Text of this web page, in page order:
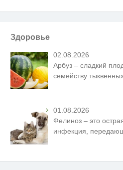
Здоровье
02.08.2026
Арбуз – сладкий
семейству
01.08.2026
Фелиноз – это
инфекция,